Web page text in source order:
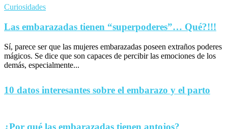
Curiosidades
Las embarazadas tienen “superpoderes”… Qué?!!!
Sí, parece ser que las mujeres embarazadas poseen extraños poderes
mágicos. Se dice que son capaces de percibir las emociones de los
demás, especialmente...
10 datos interesantes sobre el embarazo y el parto
¿Por qué las embarazadas tienen antojos?